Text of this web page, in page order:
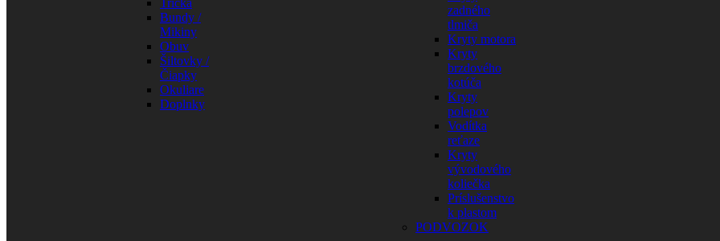
Tričká
Bundy /
Mikiny
Obuv
Šiltovky /
Čiapky
Okuliare
Doplnky
zadného
tlmiča
Kryty motora
Kryty
brzdového
kotúča
Kryty
polepov
Vodítka
reťaze
Kryty
vývodového
koliečka
Príslušenstvo
k plastom
PODVOZOK